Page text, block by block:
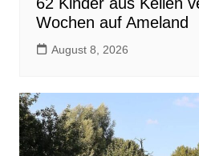
Wochen auf Ameland
August 8, 2026